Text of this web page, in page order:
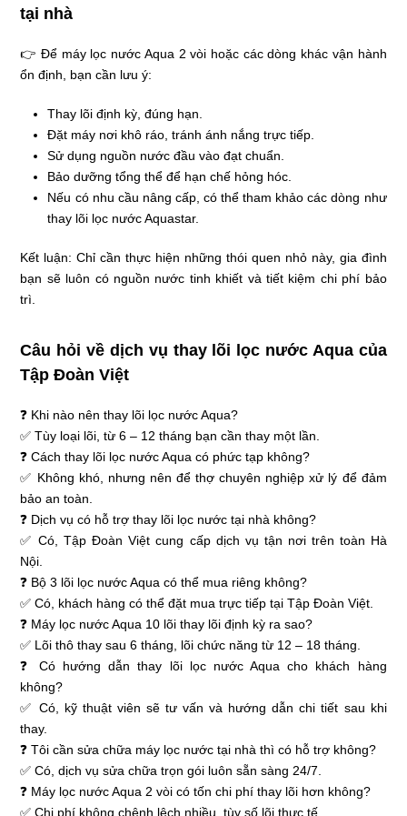
tại nhà
👉 Để máy lọc nước Aqua 2 vòi hoặc các dòng khác vận hành
ổn định, bạn cần lưu ý:
Thay lõi định kỳ, đúng hạn.
Đặt máy nơi khô ráo, tránh ánh nắng trực tiếp.
Sử dụng nguồn nước đầu vào đạt chuẩn.
Bảo dưỡng tổng thể để hạn chế hỏng hóc.
Nếu có nhu cầu nâng cấp, có thể tham khảo các dòng như
thay lõi lọc nước Aquastar.
Kết luận: Chỉ cần thực hiện những thói quen nhỏ này, gia đình
bạn sẽ luôn có nguồn nước tinh khiết và tiết kiệm chi phí bảo
trì.
Câu hỏi về dịch vụ thay lõi lọc nước Aqua của
Tập Đoàn Việt
❓ Khi nào nên thay lõi lọc nước Aqua?
✅ Tùy loại lõi, từ 6 – 12 tháng bạn cần thay một lần.
❓ Cách thay lõi lọc nước Aqua có phức tạp không?
✅ Không khó, nhưng nên để thợ chuyên nghiệp xử lý để đảm
bảo an toàn.
❓ Dịch vụ có hỗ trợ thay lõi lọc nước tại nhà không?
✅ Có, Tập Đoàn Việt cung cấp dịch vụ tận nơi trên toàn Hà
Nội.
❓ Bộ 3 lõi lọc nước Aqua có thể mua riêng không?
✅ Có, khách hàng có thể đặt mua trực tiếp tại Tập Đoàn Việt.
❓ Máy lọc nước Aqua 10 lõi thay lõi định kỳ ra sao?
✅ Lõi thô thay sau 6 tháng, lõi chức năng từ 12 – 18 tháng.
❓ Có hướng dẫn thay lõi lọc nước Aqua cho khách hàng
không?
✅ Có, kỹ thuật viên sẽ tư vấn và hướng dẫn chi tiết sau khi
thay.
❓ Tôi cần sửa chữa máy lọc nước tại nhà thì có hỗ trợ không?
✅ Có, dịch vụ sửa chữa trọn gói luôn sẵn sàng 24/7.
❓ Máy lọc nước Aqua 2 vòi có tốn chi phí thay lõi hơn không?
✅ Chi phí không chênh lệch nhiều, tùy số lõi thực tế.